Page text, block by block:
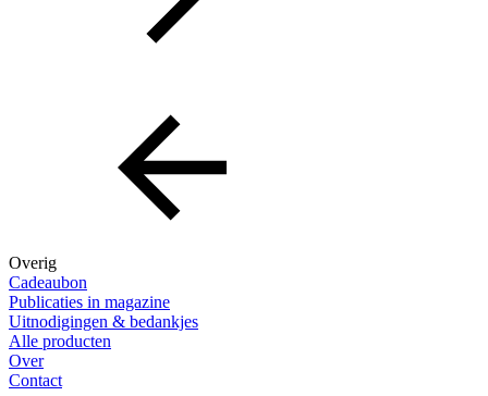
Overig
Cadeaubon
Publicaties in magazine
Uitnodigingen & bedankjes
Alle producten
Over
Contact